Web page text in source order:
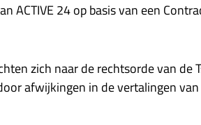
ACTIVE 24 op basis van een
zich naar de rechtsorde van de
afwijkingen in de vertalingen